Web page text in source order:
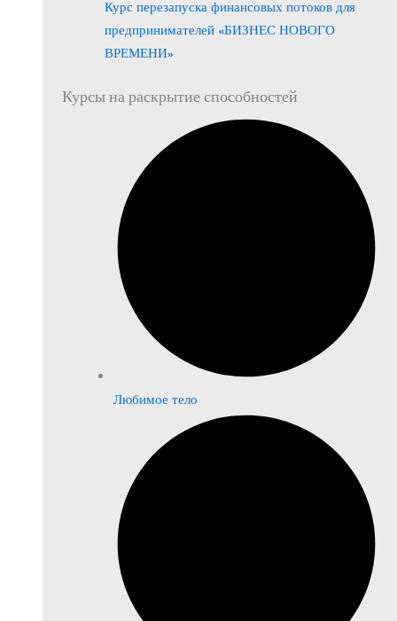
Курс перезапуска финансовых потоков для
предпринимателей «БИЗНЕС НОВОГО
ВРЕМЕНИ»
Курсы на раскрытие способностей
Любимое тело